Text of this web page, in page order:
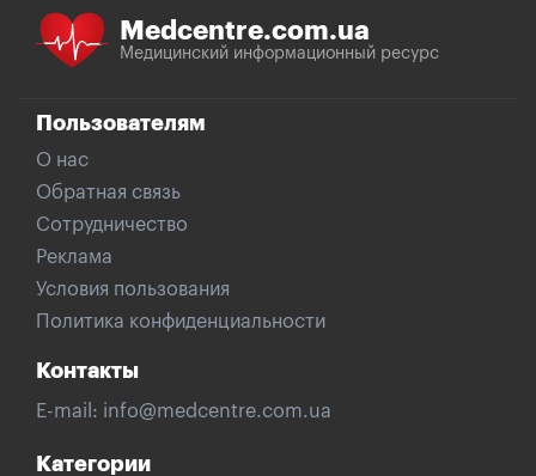
Medcentre.com.ua
Медицинский информационный ресурс
Пользователям
О нас
Обратная связь
Сотрудничество
Реклама
Условия пользования
Политика конфиденциальности
Контакты
E-mail: info@medcentre.com.ua
Категории